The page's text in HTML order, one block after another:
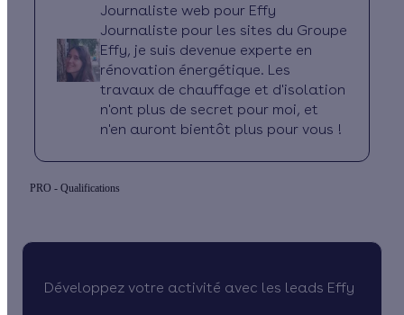
Journaliste web pour Effy
Journaliste pour les sites du Groupe
Effy, je suis devenue experte en
rénovation énergétique. Les
travaux de chauffage et d'isolation
n'ont plus de secret pour moi, et
n'en auront bientôt plus pour vous !
PRO - Qualifications
Développez votre activité avec les leads Effy